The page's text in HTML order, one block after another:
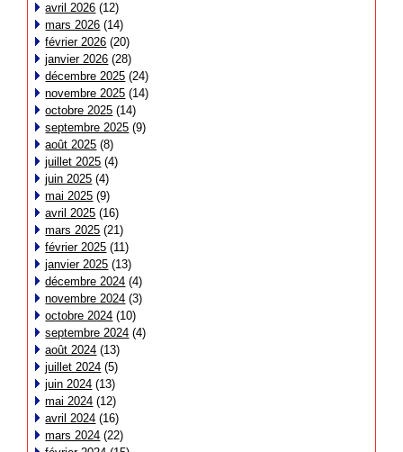
avril 2026 (12)
mars 2026 (14)
février 2026 (20)
janvier 2026 (28)
décembre 2025 (24)
novembre 2025 (14)
octobre 2025 (14)
septembre 2025 (9)
août 2025 (8)
juillet 2025 (4)
juin 2025 (4)
mai 2025 (9)
avril 2025 (16)
mars 2025 (21)
février 2025 (11)
janvier 2025 (13)
décembre 2024 (4)
novembre 2024 (3)
octobre 2024 (10)
septembre 2024 (4)
août 2024 (13)
juillet 2024 (5)
juin 2024 (13)
mai 2024 (12)
avril 2024 (16)
mars 2024 (22)